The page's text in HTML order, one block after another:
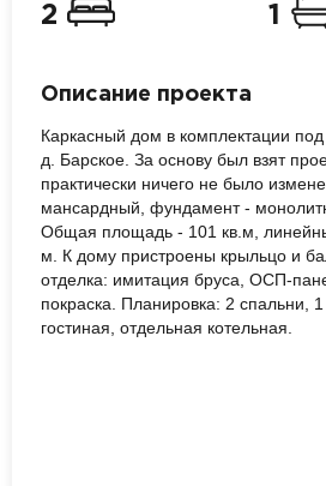
2 1
Описание проекта
Каркасный дом в комплектации
д. Барское. За основу был взят
практически ничего не было
мансардный, фундамент -
Общая площадь - 101 кв.м,
м. К дому пристроены крыльцо и
отделка: имитация бруса, ОСП-
покраска. Планировка: 2 спальни, 1
гостиная, отдельная котельная.